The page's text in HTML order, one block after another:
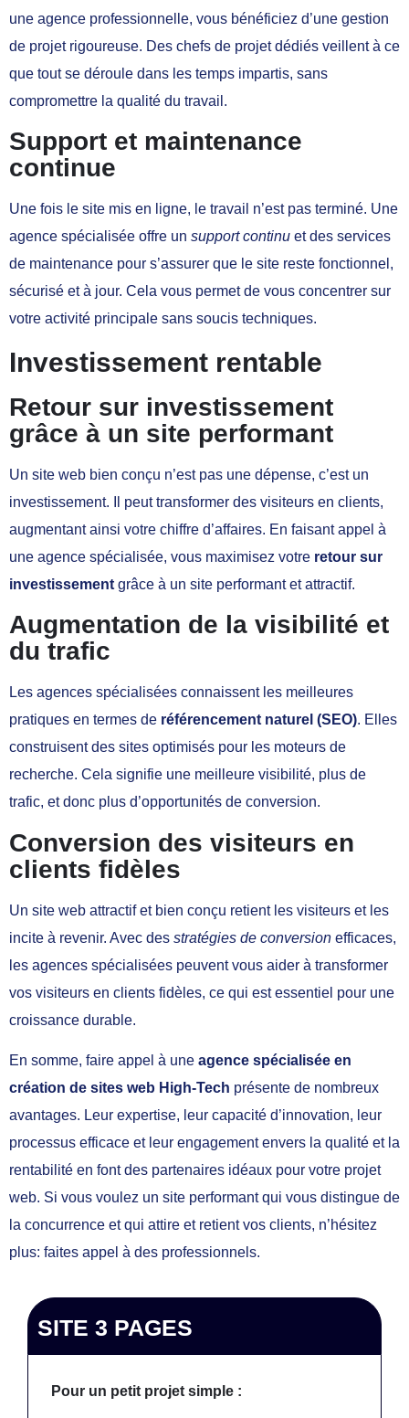
une agence professionnelle, vous bénéficiez d’une gestion
de projet rigoureuse. Des chefs de projet dédiés veillent à ce
que tout se déroule dans les temps impartis, sans
compromettre la qualité du travail.
Support et maintenance
continue
Une fois le site mis en ligne, le travail n’est pas terminé. Une
agence spécialisée offre un support continu et des services
de maintenance pour s’assurer que le site reste fonctionnel,
sécurisé et à jour. Cela vous permet de vous concentrer sur
votre activité principale sans soucis techniques.
Investissement rentable
Retour sur investissement
grâce à un site performant
Un site web bien conçu n’est pas une dépense, c’est un
investissement. Il peut transformer des visiteurs en clients,
augmentant ainsi votre chiffre d’affaires. En faisant appel à
une agence spécialisée, vous maximisez votre retour sur
investissement grâce à un site performant et attractif.
Augmentation de la visibilité et
du trafic
Les agences spécialisées connaissent les meilleures
pratiques en termes de référencement naturel (SEO). Elles
construisent des sites optimisés pour les moteurs de
recherche. Cela signifie une meilleure visibilité, plus de
trafic, et donc plus d’opportunités de conversion.
Conversion des visiteurs en
clients fidèles
Un site web attractif et bien conçu retient les visiteurs et les
incite à revenir. Avec des stratégies de conversion efficaces,
les agences spécialisées peuvent vous aider à transformer
vos visiteurs en clients fidèles, ce qui est essentiel pour une
croissance durable.
En somme, faire appel à une agence spécialisée en
création de sites web High-Tech présente de nombreux
avantages. Leur expertise, leur capacité d’innovation, leur
processus efficace et leur engagement envers la qualité et la
rentabilité en font des partenaires idéaux pour votre projet
web. Si vous voulez un site performant qui vous distingue de
la concurrence et qui attire et retient vos clients, n’hésitez
plus: faites appel à des professionnels.
SITE 3 PAGES
Pour un petit projet simple :